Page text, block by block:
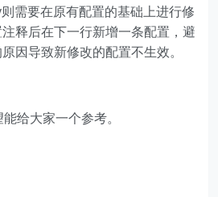
需要在原有配置的基础上进行修
释后在下一行新增一条配置，避
因导致新修改的配置不生效。
给大家一个参考。